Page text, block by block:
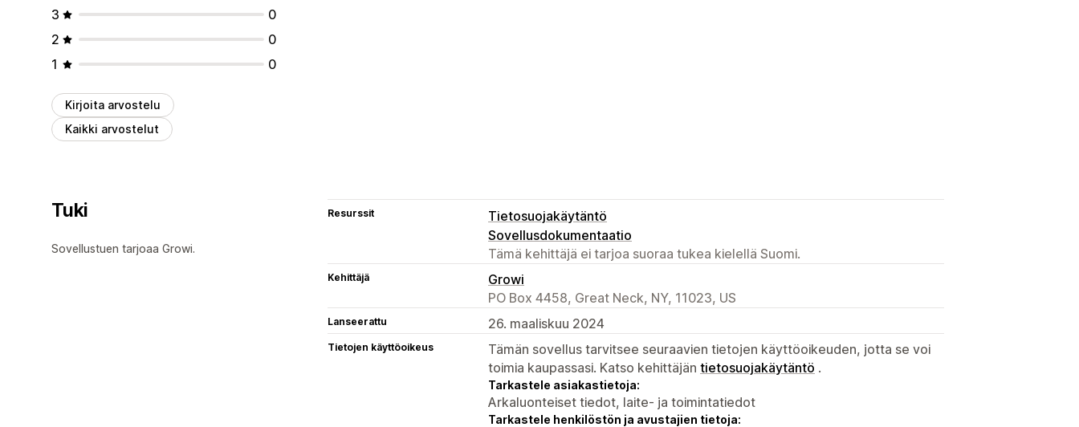
3
0
2
0
1
0
Kirjoita arvostelu
Kaikki arvostelut
Tuki
Sovellustuen tarjoaa Growi.
Resurssit
Tietosuojakäytäntö
Sovellusdokumentaatio
Tämä kehittäjä ei tarjoa suoraa tukea kielellä Suomi.
Kehittäjä
Growi
PO Box 4458, Great Neck, NY, 11023, US
Lanseerattu 26. maaliskuu 2024
Tietojen käyttöoikeus
Tämän sovellus tarvitsee seuraavien tietojen käyttöoikeuden, jotta se voi
toimia kaupassasi. Katso kehittäjän tietosuojakäytäntö .
Tarkastele asiakastietoja:
Arkaluonteiset tiedot, laite- ja toimintatiedot
Tarkastele henkilöstön ja avustajien tietoja: